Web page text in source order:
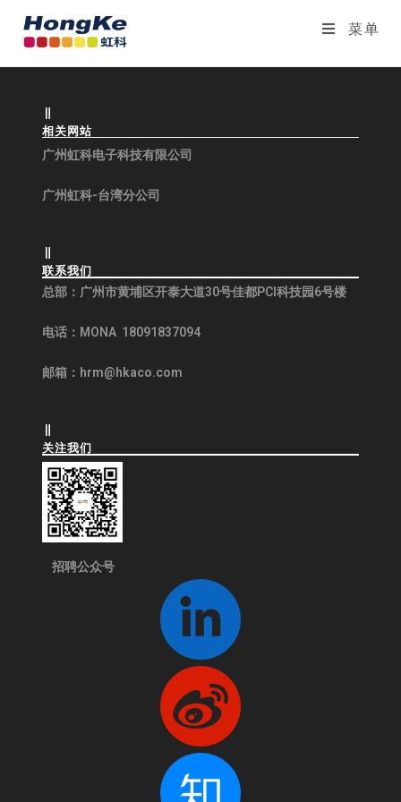
菜单
相关网站
广州虹科电子科技有限公司
广州虹科-台湾分公司
联系我们
总部： 广州市黄埔区开泰大道30号佳都PCI科技园6号楼
电话：MONA 18091837094
邮箱：hrm@hkaco.com
关注我们
招聘公众号